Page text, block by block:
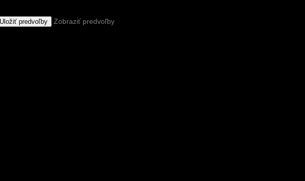
Uložiť predvoľby Zobraziť predvoľby